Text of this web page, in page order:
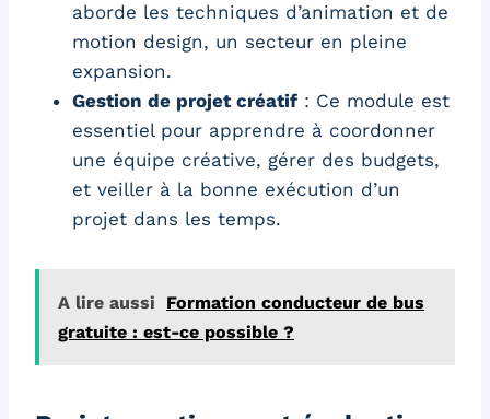
aborde les techniques d’animation et de
motion design, un secteur en pleine
expansion.
Gestion de projet créatif : Ce module est
essentiel pour apprendre à coordonner
une équipe créative, gérer des budgets,
et veiller à la bonne exécution d’un
projet dans les temps.
A lire aussi
Formation conducteur de bus
gratuite : est-ce possible ?